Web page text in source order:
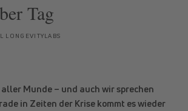
Tag
LONGEVITYLABS
Munde – und auch wir sprechen
in Zeiten der Krise kommt es wieder